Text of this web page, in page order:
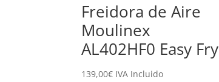
Freidora de Aire
Moulinex
AL402HF0 Easy Fry
139,00€ IVA Incluido